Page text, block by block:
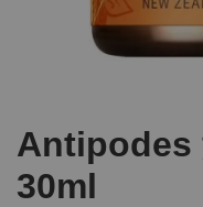
Antipodes
30ml